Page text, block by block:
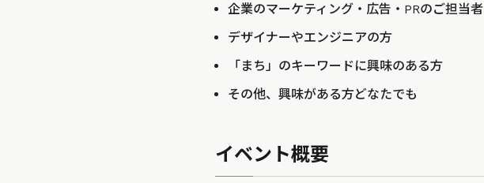
企業のマーケティング・広告・PRのご担当者
デザイナーやエンジニアの方
「まち」のキーワードに興味のある方
その他、興味がある方どなたでも
イベント概要